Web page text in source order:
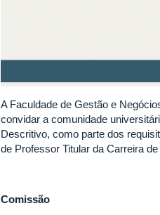
A Faculdade de Gestão e
convidar a comunidade
Descritivo, como parte dos
de Professor Titular da Carreira
Comissão